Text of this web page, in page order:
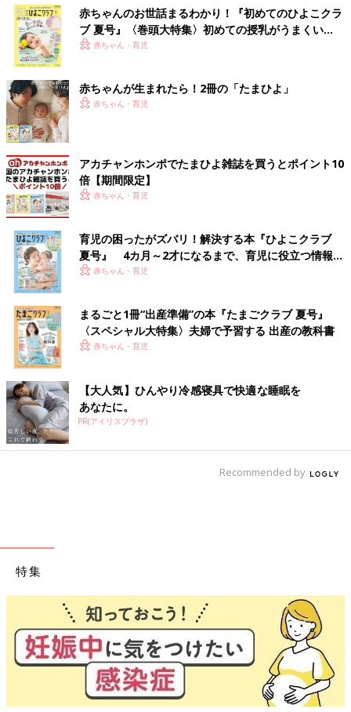
赤ちゃんのお世話まるわかり！『初めてのひよこクラ
ブ 夏号』〈巻頭大特集〉初めての授乳がうまくい
く！ おっぱい・ミルクの基本と夏のトラブル 解決テ
赤ちゃん・育児
赤ちゃんが生まれたら！2冊の「たまひよ」
赤ちゃん・育児
アカチャンホンポでたまひよ雑誌を買うとポイント10
倍【期間限定】
赤ちゃん・育児
育児の困ったがズバリ！解決する本『ひよこクラブ
夏号』 4カ月～2才になるまで、育児に役立つ情報が
いっぱい！
赤ちゃん・育児
まるごと1冊“出産準備”の本『たまごクラブ 夏号』
〈スペシャル大特集〉夫婦で予習する 出産の教科書
赤ちゃん・育児
【大人気】ひんやり冷感寝具で快適な睡眠を
あなたに。
PR(アイリスプラザ)
Recommended by
特集